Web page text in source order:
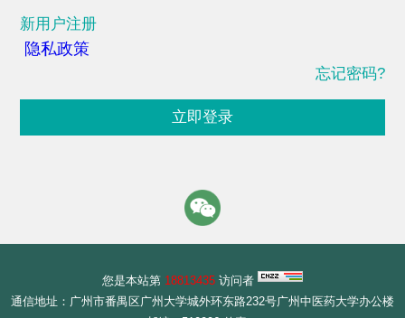
新用户注册
隐私政策
忘记密码?
立即登录
您是本站第 18813435 访问者
通信地址：广州市番禺区广州大学城外环东路232号广州中医药大学办公楼